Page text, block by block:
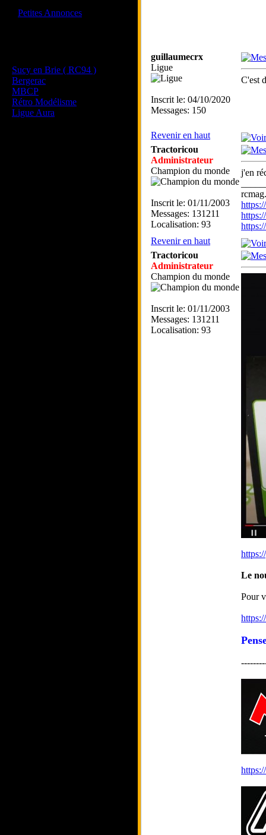
Petites Annonces
Sucy en Brie ( RC94 )
Bergerac
MBCP
Rétro Modélisme
Ligue Aura
guillaumecrx
Ligue
Inscrit le: 04/10/2020
Messages: 150
C'est
Revenir en haut
Tractoricou
Administrateur
Champion du monde
Inscrit le: 01/11/2003
Messages: 131211
Localisation: 93
j'en
Revenir en haut
Tractoricou
Administrateur
Champion du monde
Inscrit le: 01/11/2003
Messages: 131211
Localisation: 93
Le
Pour